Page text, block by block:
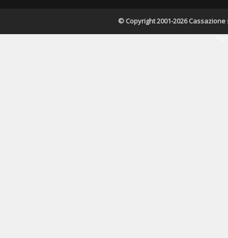
© Copyright 2001-2026 Cassazione